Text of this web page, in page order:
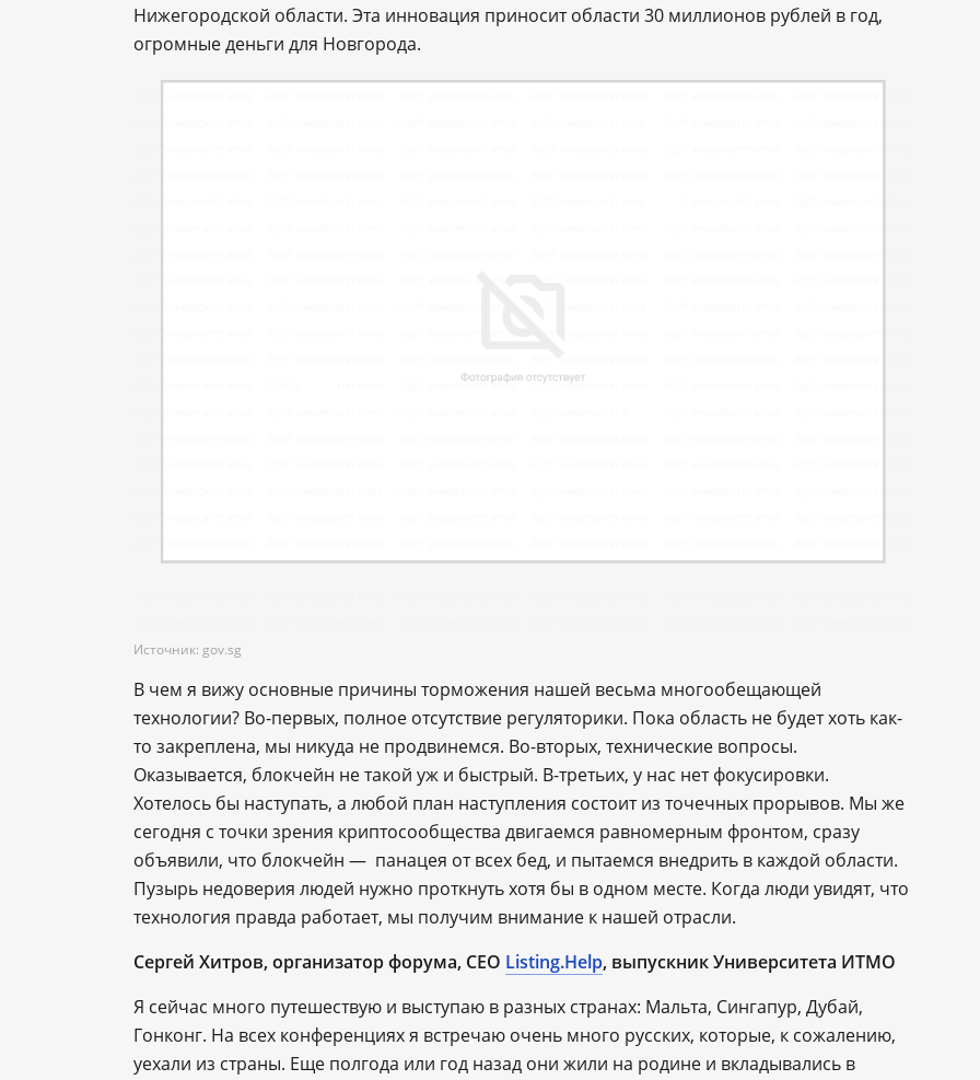
Нижегородской области. Эта инновация приносит области 30 миллионов рублей в год,
огромные деньги для Новгорода.
Источник: gov.sg
В чем я вижу основные причины торможения нашей весьма многообещающей
технологии? Во-первых, полное отсутствие регуляторики. Пока область не будет хоть как-
то закреплена, мы никуда не продвинемся. Во-вторых, технические вопросы.
Оказывается, блокчейн не такой уж и быстрый. В-третьих, у нас нет фокусировки.
Хотелось бы наступать, а любой план наступления состоит из точечных прорывов. Мы же
сегодня с точки зрения криптосообщества двигаемся равномерным фронтом, сразу
объявили, что блокчейн — панацея от всех бед, и пытаемся внедрить в каждой области.
Пузырь недоверия людей нужно проткнуть хотя бы в одном месте. Когда люди увидят, что
технология правда работает, мы получим внимание к нашей отрасли.
Сергей Хитров, организатор форума, CEO Listing.Help, выпускник Университета ИТМО
Я сейчас много путешествую и выступаю в разных странах: Мальта, Сингапур, Дубай,
Гонконг. На всех конференциях я встречаю очень много русских, которые, к сожалению,
уехали из страны. Еще полгода или год назад они жили на родине и вкладывались в